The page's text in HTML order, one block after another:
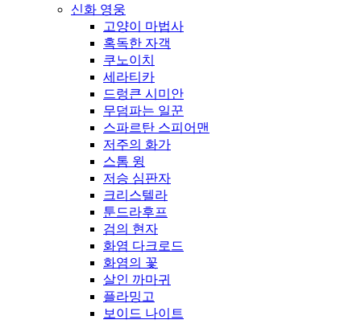
신화 영웅
고양이 마법사
혹독한 자객
쿠노이치
세라티카
드렁큰 시미안
무덤파는 일꾼
스파르탄 스피어맨
저주의 화가
스톰 윙
저승 심판자
크리스텔라
툰드라후프
검의 현자
화염 다크로드
화염의 꽃
살인 까마귀
플라밍고
보이드 나이트